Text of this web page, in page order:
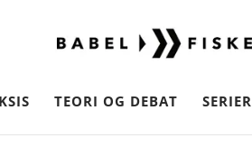
TEORI OG DEBAT SERIER